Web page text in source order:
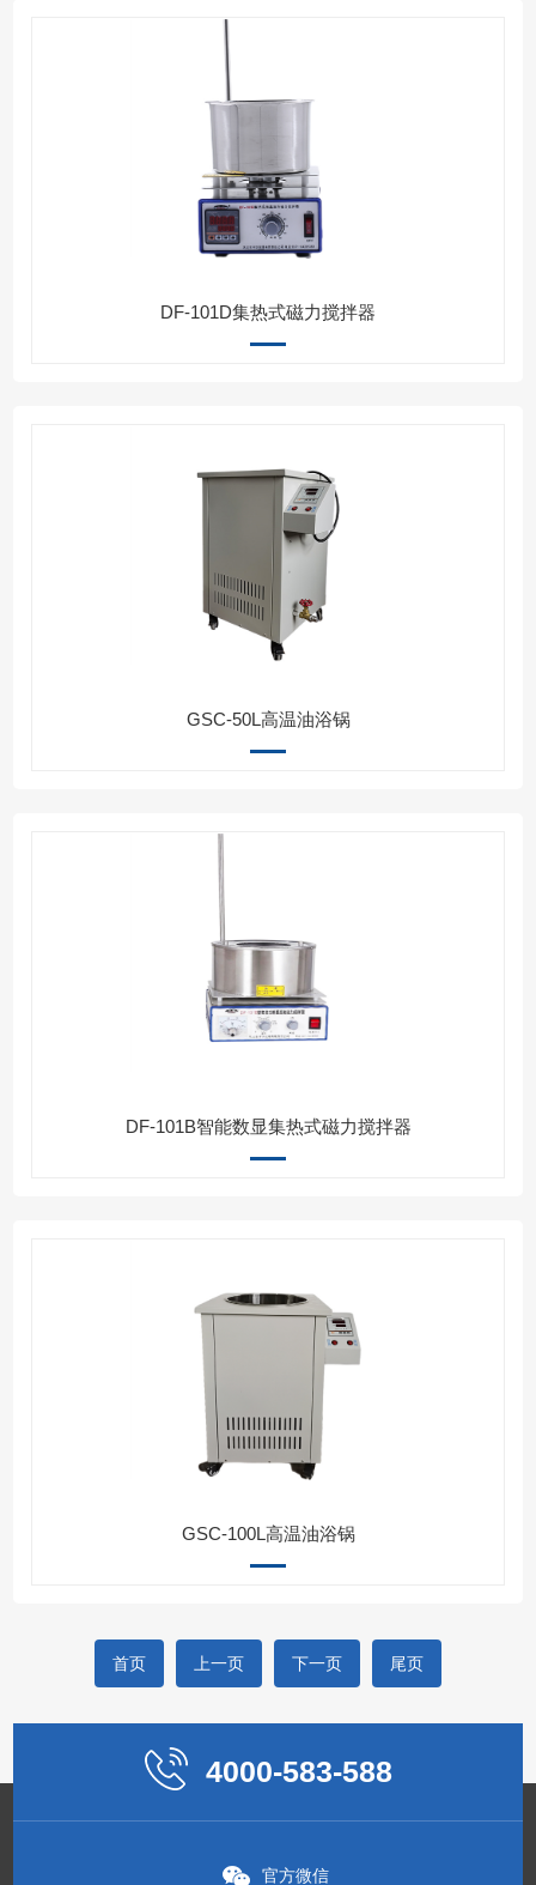
DF-101D集热式磁力搅拌器
GSC-50L高温油浴锅
DF-101B智能数显集热式磁力搅拌器
GSC-100L高温油浴锅
首页 上一页 下一页 尾页
4000-583-588
官方微信